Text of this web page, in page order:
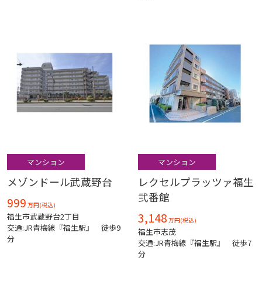
マンション
メゾンドール武蔵野台
999 万円(税込)
福生市武蔵野台2丁目
交通:JR青梅線『福生駅』 徒歩9
分
マンション
レクセルプラッツァ福生
弐番館
3,148 万円(税込)
福生市志茂
交通:JR青梅線『福生駅』 徒歩7
分